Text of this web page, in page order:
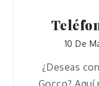
10 De
¿Deseas
Gocco?